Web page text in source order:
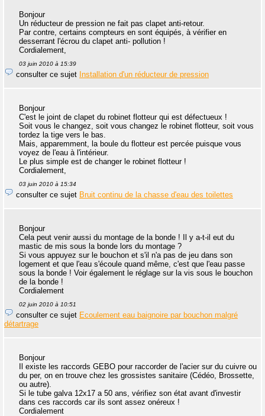
Bonjour
Un réducteur de pression ne fait pas clapet anti-retour.
Par contre, certains compteurs en sont équipés, à vérifier en
desserrant l'écrou du clapet anti- pollution !
Cordialement,
03 juin 2010 à 15:39
consulter ce sujet Installation d'un réducteur de pression
Bonjour
C'est le joint de clapet du robinet flotteur qui est défectueux !
Soit vous le changez, soit vous changez le robinet flotteur, soit vous
tordez la tige vers le bas.
Mais, apparemment, la boule du flotteur est percée puisque vous
voyez de l'eau à l'intérieur.
Le plus simple est de changer le robinet flotteur !
Cordialement,
03 juin 2010 à 15:34
consulter ce sujet Bruit continu de la chasse d'eau des toilettes
Bonjour
Cela peut venir aussi du montage de la bonde ! Il y a-t-il eut du
mastic de mis sous la bonde lors du montage ?
Si vous appuyez sur le bouchon et s'il n'a pas de jeu dans son
logement et que l'eau s'écoule quand même, c'est que l'eau passe
sous la bonde ! Voir également le réglage sur la vis sous le bouchon
de la bonde !
Cordialement
02 juin 2010 à 10:51
consulter ce sujet Ecoulement eau baignoire par bouchon malgré
détartrage
Bonjour
Il existe les raccords GEBO pour raccorder de l'acier sur du cuivre ou
du per, on en trouve chez les grossistes sanitaire (Cédéo, Brossette,
ou autre).
Si le tube galva 12x17 a 50 ans, vérifiez son état avant d'investir
dans ces raccords car ils sont assez onéreux !
Cordialement